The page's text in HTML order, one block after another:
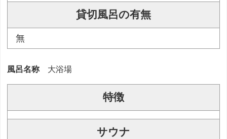
貸切風呂の有無
無
風呂名称 大浴場
特徴
サウナ